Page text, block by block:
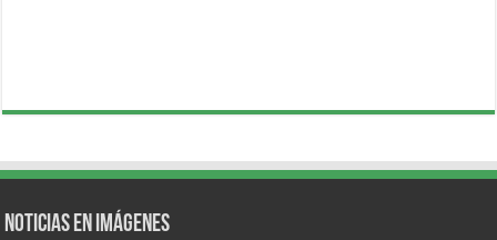
Noticias en Imágenes